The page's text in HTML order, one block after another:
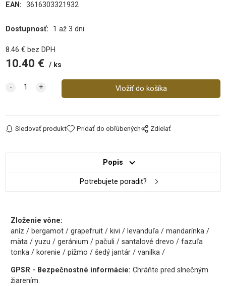
EAN: 3616303321932
Dostupnosť: 1 až 3 dni
8.46 € bez DPH
10.40 € ks
Sledovať produkt Pridať do obľúbených Zdielať
Popis
Potrebujete poradiť?
Zloženie vône:
aníz / bergamot / grapefruit / kivi / levanduľa / mandarínka /
mäta / yuzu / geránium / pačuli / santalové drevo / fazuľa
tonka / korenie / pižmo / šedý jantár / vanilka /
GPSR - Bezpečnostné informácie:Chráňte pred slnečným
žiarením.